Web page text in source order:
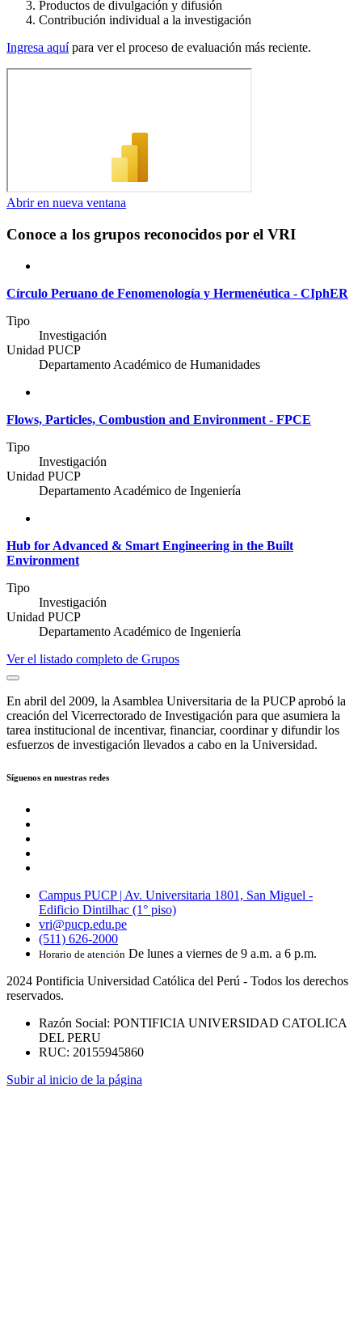
Productos de divulgación y difusión
Contribución individual a la investigación
Ingresa aquí para ver el proceso de evaluación más reciente.
Abrir en nueva ventana
Conoce a los grupos reconocidos por el VRI
Círculo Peruano de Fenomenología y Hermenéutica - CIphER
Tipo
Investigación
Unidad PUCP
Departamento Académico de Humanidades
Flows, Particles, Combustion and Environment - FPCE
Tipo
Investigación
Unidad PUCP
Departamento Académico de Ingeniería
Hub for Advanced & Smart Engineering in the Built
Environment
Tipo
Investigación
Unidad PUCP
Departamento Académico de Ingeniería
Ver el listado completo de Grupos
En abril del 2009, la Asamblea Universitaria de la PUCP aprobó la
creación del Vicerrectorado de Investigación para que asumiera la
tarea institucional de incentivar, financiar, coordinar y difundir los
esfuerzos de investigación llevados a cabo en la Universidad.
Síguenos en nuestras redes
Campus PUCP | Av. Universitaria 1801, San Miguel -
Edificio Dintilhac (1° piso)
vri@pucp.edu.pe
(511) 626-2000
Horario de atención De lunes a viernes de 9 a.m. a 6 p.m.
2024 Pontificia Universidad Católica del Perú - Todos los derechos
reservados.
Razón Social: PONTIFICIA UNIVERSIDAD CATOLICA
DEL PERU
RUC: 20155945860
Subir al inicio de la página